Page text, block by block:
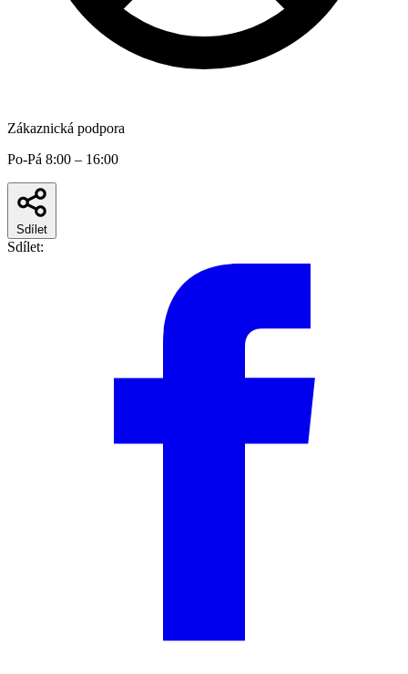
Zákaznická podpora
Po-Pá 8:00 – 16:00
Sdílet
Sdílet: